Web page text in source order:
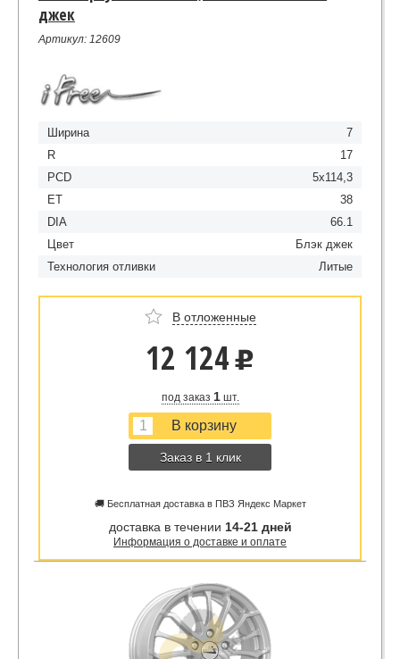
джек
Артикул: 12609
Ширина
7
R
17
PCD
5x114,3
ET
38
DIA
66.1
Цвет
Блэк джек
Технология отливки
Литые
В отложенные
12 124 u
под заказ 1шт.
Заказ в 1 клик
🚚 Бесплатная доставка в ПВЗ Яндекс Маркет
доставка в течении 14-21 дней
Информация о доставке и оплате